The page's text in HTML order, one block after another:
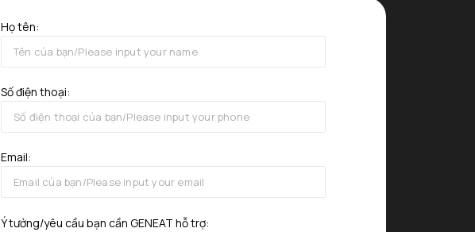
Họ tên:
Số điện thoại:
Email:
Ý tưởng/yêu cầu bạn cần GENEAT hỗ trợ: